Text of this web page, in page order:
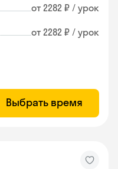
от 2282 ₽ / урок
от 2282 ₽ / урок
Выбрать время